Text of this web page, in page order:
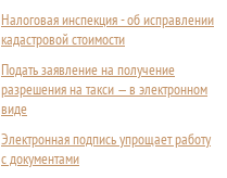
Налоговая инспекция - об исправлении
кадастровой стоимости
Подать заявление на получение
разрешения на такси — в электронном
виде
Электронная подпись упрощает работу
с документами